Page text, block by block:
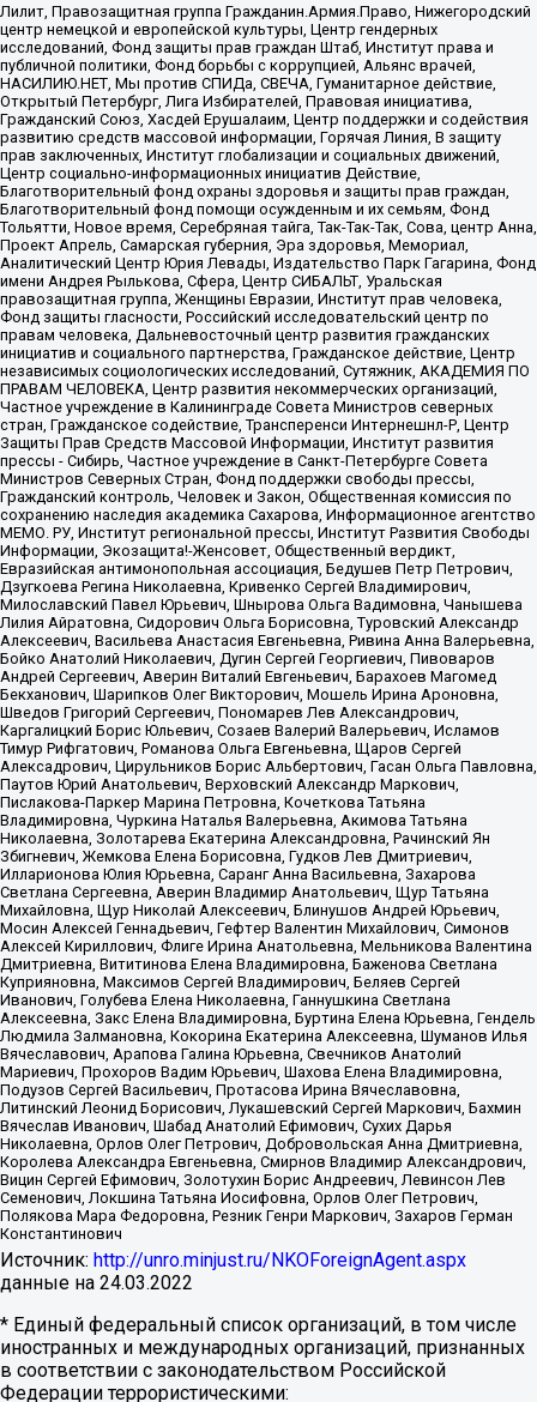
Лилит, Правозащитная группа Гражданин.Армия.Право, Нижегородский
центр немецкой и европейской культуры, Центр гендерных
исследований, Фонд защиты прав граждан Штаб, Институт права и
публичной политики, Фонд борьбы с коррупцией, Альянс врачей,
НАСИЛИЮ.НЕТ, Мы против СПИДа, СВЕЧА, Гуманитарное действие,
Открытый Петербург, Лига Избирателей, Правовая инициатива,
Гражданский Союз, Хасдей Ерушалаим, Центр поддержки и содействия
развитию средств массовой информации, Горячая Линия, В защиту
прав заключенных, Институт глобализации и социальных движений,
Центр социально-информационных инициатив Действие,
Благотворительный фонд охраны здоровья и защиты прав граждан,
Благотворительный фонд помощи осужденным и их семьям, Фонд
Тольятти, Новое время, Серебряная тайга, Так-Так-Так, Сова, центр Анна,
Проект Апрель, Самарская губерния, Эра здоровья, Мемориал,
Аналитический Центр Юрия Левады, Издательство Парк Гагарина, Фонд
имени Андрея Рылькова, Сфера, Центр СИБАЛЬТ, Уральская
правозащитная группа, Женщины Евразии, Институт прав человека,
Фонд защиты гласности, Российский исследовательский центр по
правам человека, Дальневосточный центр развития гражданских
инициатив и социального партнерства, Гражданское действие, Центр
независимых социологических исследований, Сутяжник, АКАДЕМИЯ ПО
ПРАВАМ ЧЕЛОВЕКА, Центр развития некоммерческих организаций,
Частное учреждение в Калининграде Совета Министров северных
стран, Гражданское содействие, Трансперенси Интернешнл-Р, Центр
Защиты Прав Средств Массовой Информации, Институт развития
прессы - Сибирь, Частное учреждение в Санкт-Петербурге Совета
Министров Северных Стран, Фонд поддержки свободы прессы,
Гражданский контроль, Человек и Закон, Общественная комиссия по
сохранению наследия академика Сахарова, Информационное агентство
МЕМО. РУ, Институт региональной прессы, Институт Развития Свободы
Информации, Экозащита!-Женсовет, Общественный вердикт,
Евразийская антимонопольная ассоциация, Бедушев Петр Петрович,
Дзугкоева Регина Николаевна, Кривенко Сергей Владимирович,
Милославский Павел Юрьевич, Шнырова Ольга Вадимовна, Чанышева
Лилия Айратовна, Сидорович Ольга Борисовна, Туровский Александр
Алексеевич, Васильева Анастасия Евгеньевна, Ривина Анна Валерьевна,
Бойко Анатолий Николаевич, Дугин Сергей Георгиевич, Пивоваров
Андрей Сергеевич, Аверин Виталий Евгеньевич, Барахоев Магомед
Бекханович, Шарипков Олег Викторович, Мошель Ирина Ароновна,
Шведов Григорий Сергеевич, Пономарев Лев Александрович,
Каргалицкий Борис Юльевич, Созаев Валерий Валерьевич, Исламов
Тимур Рифгатович, Романова Ольга Евгеньевна, Щаров Сергей
Алексадрович, Цирульников Борис Альбертович, Гасан Ольга Павловна,
Паутов Юрий Анатольевич, Верховский Александр Маркович,
Пислакова-Паркер Марина Петровна, Кочеткова Татьяна
Владимировна, Чуркина Наталья Валерьевна, Акимова Татьяна
Николаевна, Золотарева Екатерина Александровна, Рачинский Ян
Збигневич, Жемкова Елена Борисовна, Гудков Лев Дмитриевич,
Илларионова Юлия Юрьевна, Саранг Анна Васильевна, Захарова
Светлана Сергеевна, Аверин Владимир Анатольевич, Щур Татьяна
Михайловна, Щур Николай Алексеевич, Блинушов Андрей Юрьевич,
Мосин Алексей Геннадьевич, Гефтер Валентин Михайлович, Симонов
Алексей Кириллович, Флиге Ирина Анатольевна, Мельникова Валентина
Дмитриевна, Вититинова Елена Владимировна, Баженова Светлана
Куприяновна, Максимов Сергей Владимирович, Беляев Сергей
Иванович, Голубева Елена Николаевна, Ганнушкина Светлана
Алексеевна, Закс Елена Владимировна, Буртина Елена Юрьевна, Гендель
Людмила Залмановна, Кокорина Екатерина Алексеевна, Шуманов Илья
Вячеславович, Арапова Галина Юрьевна, Свечников Анатолий
Мариевич, Прохоров Вадим Юрьевич, Шахова Елена Владимировна,
Подузов Сергей Васильевич, Протасова Ирина Вячеславовна,
Литинский Леонид Борисович, Лукашевский Сергей Маркович, Бахмин
Вячеслав Иванович, Шабад Анатолий Ефимович, Сухих Дарья
Николаевна, Орлов Олег Петрович, Добровольская Анна Дмитриевна,
Королева Александра Евгеньевна, Смирнов Владимир Александрович,
Вицин Сергей Ефимович, Золотухин Борис Андреевич, Левинсон Лев
Семенович, Локшина Татьяна Иосифовна, Орлов Олег Петрович,
Полякова Мара Федоровна, Резник Генри Маркович, Захаров Герман
Константинович
Источник: http://unro.minjust.ru/NKOForeignAgent.aspx
данные на 24.03.2022
* Единый федеральный список организаций, в том числе
иностранных и международных организаций, признанных
в соответствии с законодательством Российской
Федерации террористическими: